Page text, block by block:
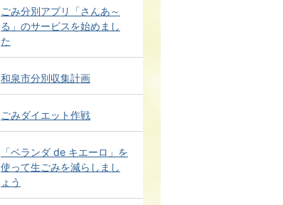
ごみ分別アプリ「さんあ～
る」のサービスを始めまし
た
和泉市分別収集計画
ごみダイエット作戦
「ベランダ de キエーロ」を
使って生ごみを減らしまし
ょう